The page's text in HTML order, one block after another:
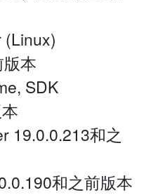
(Linux)
本
SDK
19.0.0.213和之
和之前版本